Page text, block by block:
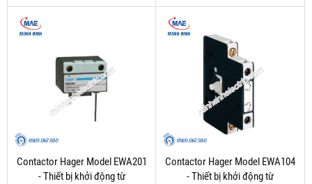
Contactor Hager Model EWA201
- Thiết bị khởi động từ
Contactor Hager Model EWA104
- Thiết bị khởi động từ